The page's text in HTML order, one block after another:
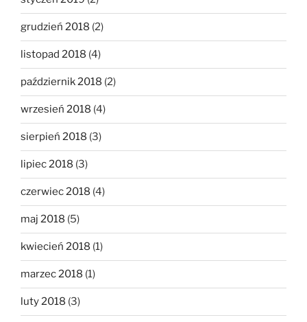
grudzień 2018 (2)
listopad 2018 (4)
październik 2018 (2)
wrzesień 2018 (4)
sierpień 2018 (3)
lipiec 2018 (3)
czerwiec 2018 (4)
maj 2018 (5)
kwiecień 2018 (1)
marzec 2018 (1)
luty 2018 (3)